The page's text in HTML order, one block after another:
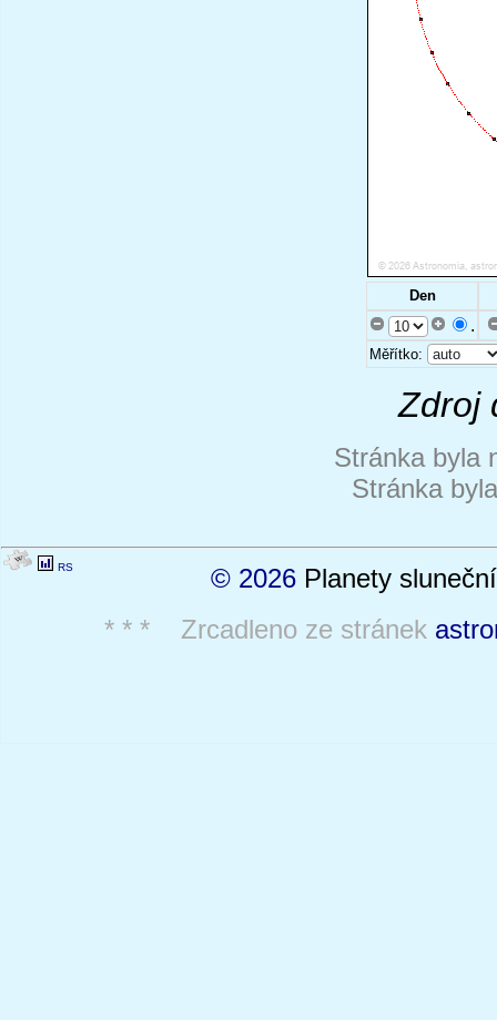
Den
.
Měřítko:
Zdroj
Stránka byla
Stránka
RS © 2026 Planety
* * * Zrcadleno ze stránek